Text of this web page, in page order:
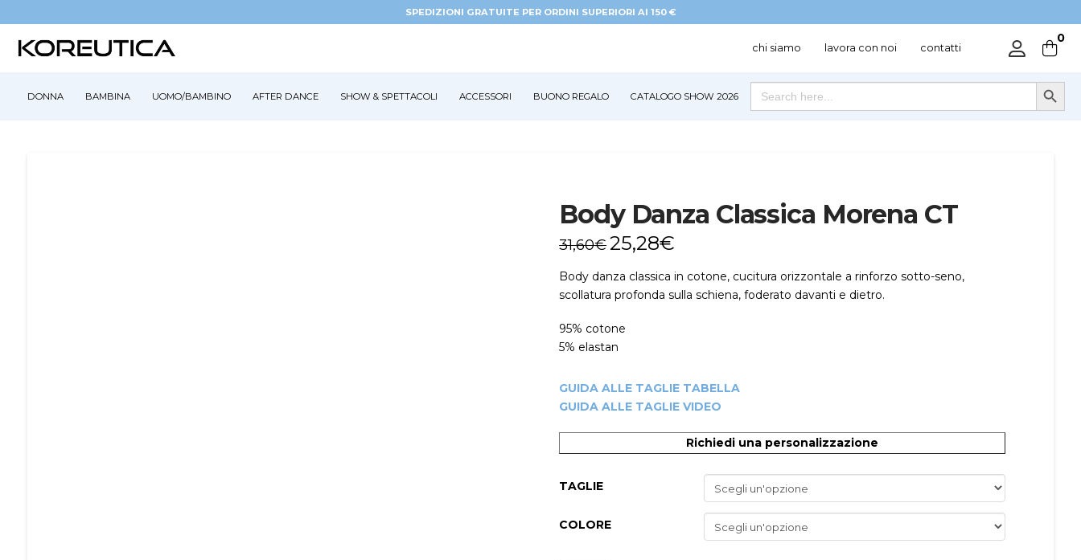
SPEDIZIONI GRATUITE PER ORDINI SUPERIORI AI 150 €
chi siamo lavora con noi contatti
0
DONNA BAMBINA UOMO/BAMBINO AFTER DANCE SHOW & SPETTACOLI ACCESSORI BUONO REGALO CATALOGO SHOW 2026
Search
for:
Search Button
Body Danza Classica Morena CT
31,60€25,28€
Body danza classica in cotone, cucitura orizzontale a rinforzo sotto-seno,
scollatura profonda sulla schiena, foderato davanti e dietro.
95% cotone
5% elastan
GUIDA ALLE TAGLIE TABELLA
GUIDA ALLE TAGLIE VIDEO
Richiedi una personalizzazione
TAGLIE
COLORE